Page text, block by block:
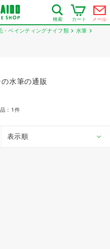
検索 カート メール
・ペインティングナイフ類
水筆
水筆の通販
： 1 件
表示順